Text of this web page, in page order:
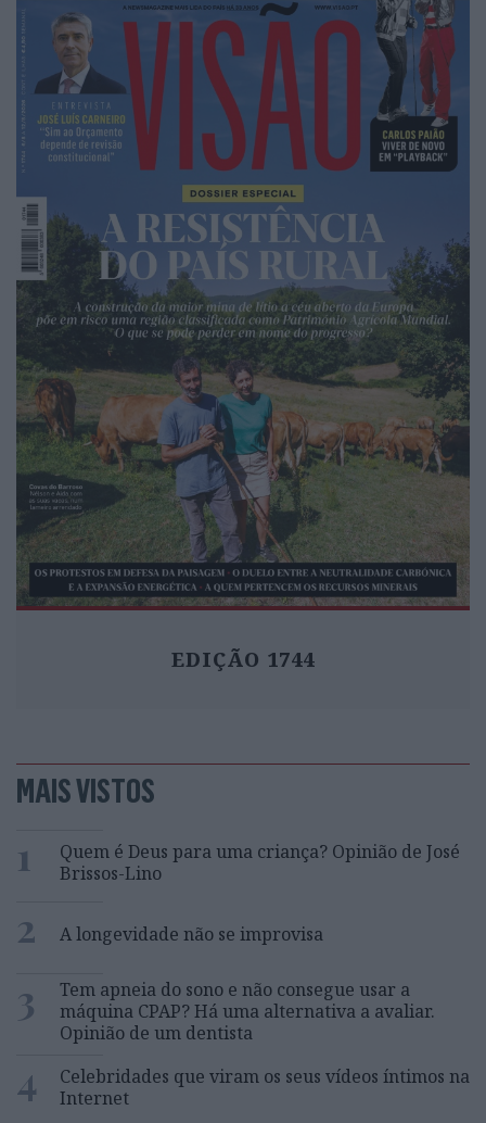
EDIÇÃO 1744
MAIS VISTOS
1
Quem é Deus para uma criança? Opinião de José
Brissos-Lino
2 A longevidade não se improvisa
3
Tem apneia do sono e não consegue usar a
máquina CPAP? Há uma alternativa a avaliar.
Opinião de um dentista
4
Celebridades que viram os seus vídeos íntimos na
Internet